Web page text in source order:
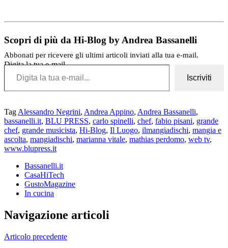
Scopri di più da Hi-Blog by Andrea Bassanelli
Abbonati per ricevere gli ultimi articoli inviati alla tua e-mail.
Digita la tua e-mail...
Iscriviti
Tag Alessandro Negrini, Andrea Appino, Andrea Bassanelli,
bassanelli.it, BLU PRESS, carlo spinelli, chef, fabio pisani, grande
chef, grande musicista, Hi-Blog, Il Luogo, ilmangiadischi, mangia e
ascolta, mangiadischi, marianna vitale, mathias perdomo, web tv,
www.blupress.it
Bassanelli.it
CasaHiTech
GustoMagazine
In cucina
Navigazione articoli
Articolo precedente